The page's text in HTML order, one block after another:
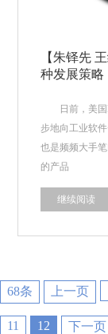
【朱铎先
种发展策略
日前，美国
步地向工业软
也是频频大手
的产品
继续阅读
68条 上一页
11
12 下一页